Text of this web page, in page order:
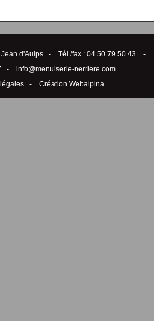
Jean d'Aulps - Tél./fax : 04 50 79 50 43 -
- info@menuiserie-nerriere.com
- Création Webalpina